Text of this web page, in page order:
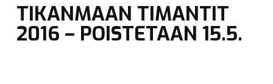
TIKANMAAN TIMANTIT
2016 – POISTETAAN 15.5.